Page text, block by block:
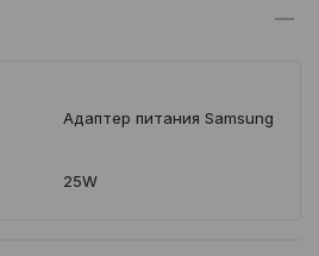
Адаптер питания Samsung
25W